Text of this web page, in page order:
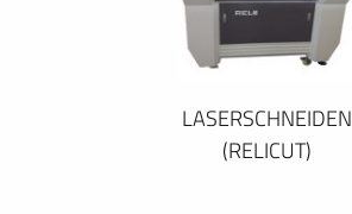
LASERSCHNEIDEN
(RELICUT)